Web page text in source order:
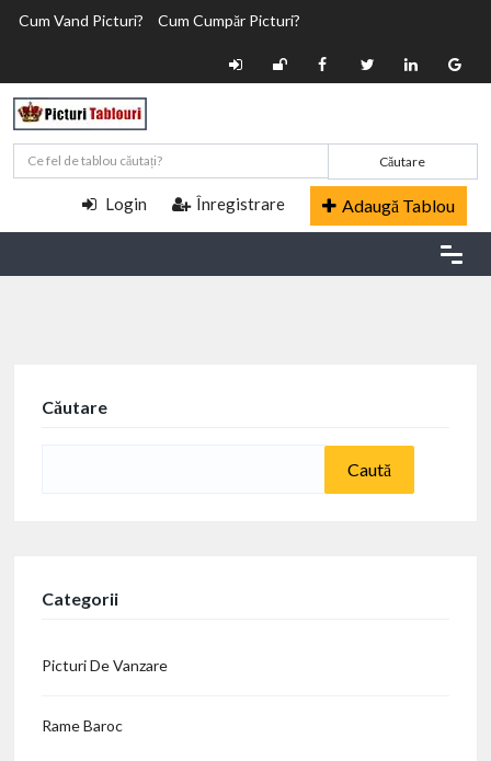
Cum Vand Picturi? Cum Cumpăr Picturi?
Căutare
Login Înregistrare Adaugă Tablou
Căutare
Categorii
Picturi De Vanzare
Rame Baroc